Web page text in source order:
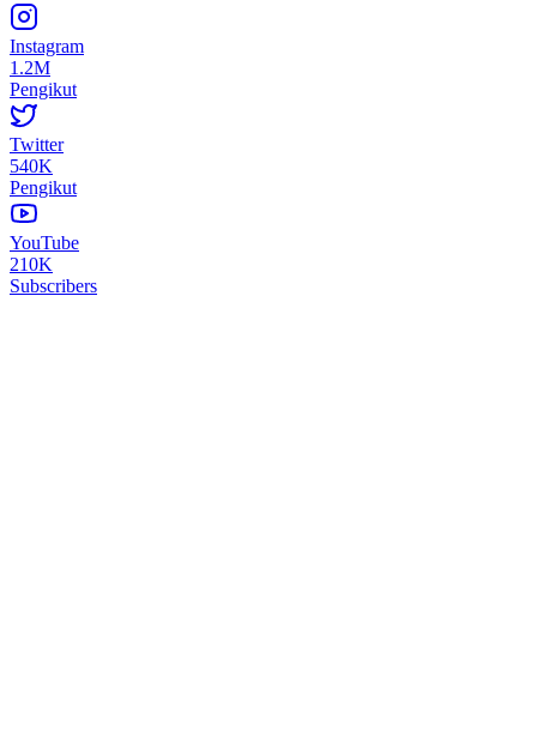
Instagram
1.2M
Pengikut
Twitter
540K
Pengikut
YouTube
210K
Subscribers